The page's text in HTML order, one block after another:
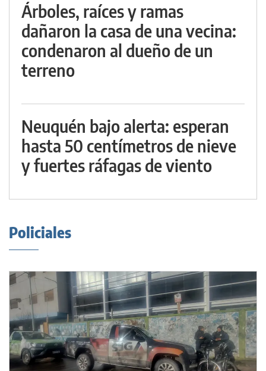
Árboles, raíces y ramas
dañaron la casa de una vecina:
condenaron al dueño de un
terreno
Neuquén bajo alerta: esperan
hasta 50 centímetros de nieve
y fuertes ráfagas de viento
Policiales